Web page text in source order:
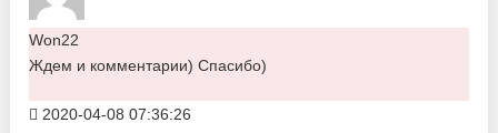
Won22
Ждем и комментарии) Спасибо)
2020-04-08 07:36:26